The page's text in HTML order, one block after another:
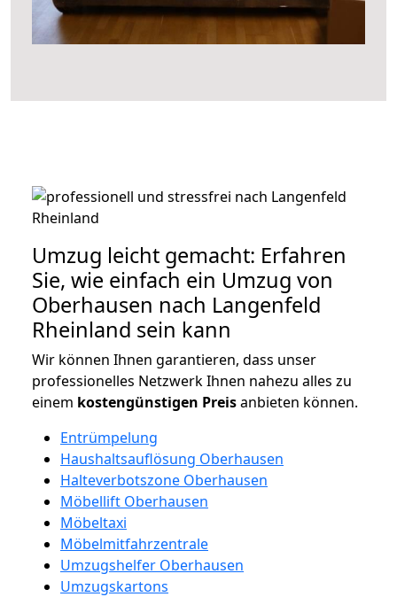
Umzug leicht gemacht: Erfahren
Sie, wie einfach ein Umzug von
Oberhausen nach Langenfeld
Rheinland sein kann
Wir können Ihnen garantieren, dass unser
professionelles Netzwerk Ihnen nahezu alles zu
einem kostengünstigen Preisanbieten können.
Entrümpelung
Haushaltsauflösung Oberhausen
Halteverbotszone Oberhausen
Möbellift Oberhausen
Möbeltaxi
Möbelmitfahrzentrale
Umzugshelfer Oberhausen
Umzugskartons